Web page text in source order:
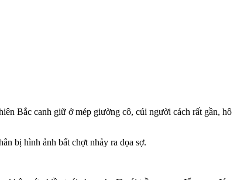
Bắc canh giữ ở mép giường cô, cúi người cách rất gần, hô
bị hình ảnh bất chợt nhảy ra dọa sợ.